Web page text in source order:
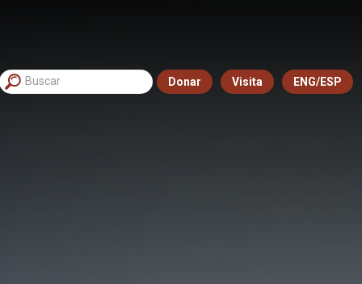
Donar Visita ENG/ESP